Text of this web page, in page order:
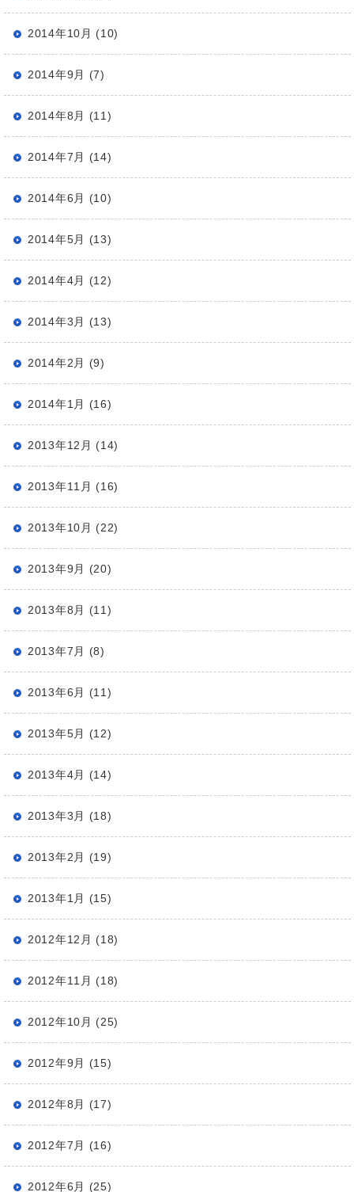
2014年10月 (10)
2014年9月 (7)
2014年8月 (11)
2014年7月 (14)
2014年6月 (10)
2014年5月 (13)
2014年4月 (12)
2014年3月 (13)
2014年2月 (9)
2014年1月 (16)
2013年12月 (14)
2013年11月 (16)
2013年10月 (22)
2013年9月 (20)
2013年8月 (11)
2013年7月 (8)
2013年6月 (11)
2013年5月 (12)
2013年4月 (14)
2013年3月 (18)
2013年2月 (19)
2013年1月 (15)
2012年12月 (18)
2012年11月 (18)
2012年10月 (25)
2012年9月 (15)
2012年8月 (17)
2012年7月 (16)
2012年6月 (25)